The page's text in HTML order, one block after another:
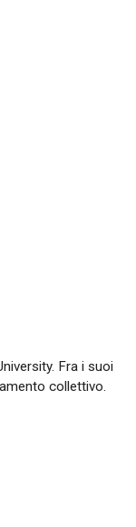
Fra i suoi
collettivo.